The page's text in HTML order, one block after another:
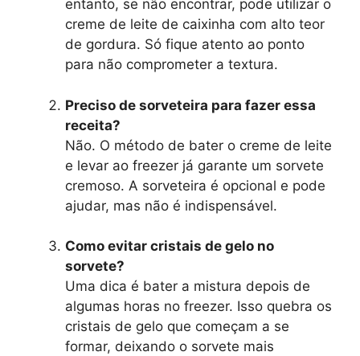
entanto, se não encontrar, pode utilizar o
creme de leite de caixinha com alto teor
de gordura. Só fique atento ao ponto
para não comprometer a textura.
Preciso de sorveteira para fazer essa
receita?
Não. O método de bater o creme de leite
e levar ao freezer já garante um sorvete
cremoso. A sorveteira é opcional e pode
ajudar, mas não é indispensável.
Como evitar cristais de gelo no
sorvete?
Uma dica é bater a mistura depois de
algumas horas no freezer. Isso quebra os
cristais de gelo que começam a se
formar, deixando o sorvete mais